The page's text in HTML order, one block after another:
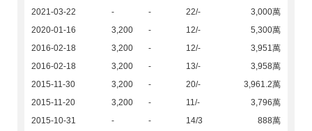
2021-03-22
- - 22/-
3,000萬
2020-01-16
3,200 - 12/-
5,300萬
2016-02-18
3,200 - 12/-
3,951萬
2016-02-18
3,200 - 13/-
3,958萬
2015-11-30
3,200 - 20/-
3,961.2萬
2015-11-20
3,200 - 11/-
3,796萬
2015-10-31
- - 14/3
888萬